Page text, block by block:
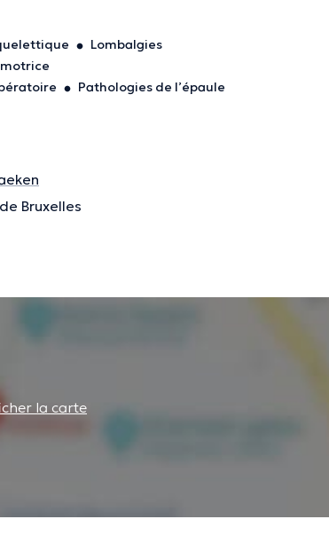
Lombalgies
Pathologies de l’épaule
Bruxelles
la carte